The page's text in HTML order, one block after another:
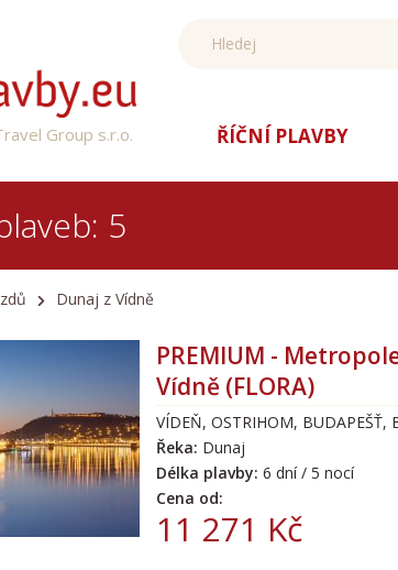
Group s.r.o. ŘÍČNÍ PLAVBY
5
Dunaj z Vídně
PREMIUM -
Vídně (FLORA)
VÍDEŇ, OSTRIHOM, BUDAPEŠŤ,
Řeka: Dunaj
Délka plavby: 6 dní / 5 nocí
Cena od:
11 271 Kč